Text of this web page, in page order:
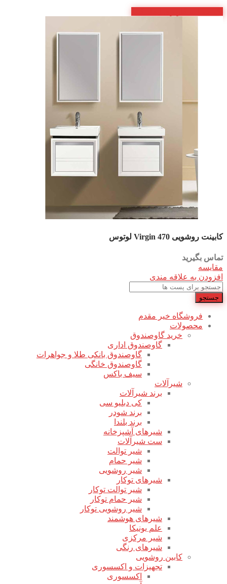
کابینت روشویی Virgin 470 لوتوس
تماس بگیرید
مقایسه
افزودن به علاقه مندی
جستجو
فروشگاه خیر مقدم
محصولات
خرید گاوصندوق
گاوصندوق اداری
گاوصندوق بانکی طلا و جواهرات
گاوصندوق خانگی
سیف باکس
شیرآلات
برند شیرآلات
کی دبلیو سی
برند شودر
برند بلندا
شیرهای آشپزخانه
ست شیرآلات
شیر توالت
شیر حمام
شیر روشویی
شیرهای توکار
شیر توالت توکار
شیر حمام توکار
شیر روشویی توکار
شیرهای هوشمند
علم یونیکا
شیر مرکزی
شیرهای رنگی
کابین روشویی
تجهیزات و اکسسوری
اکسسوری